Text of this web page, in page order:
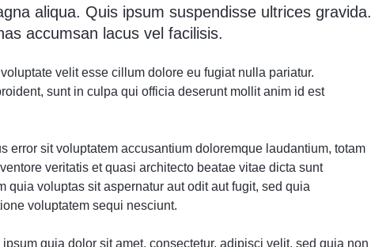
aliqua. Quis ipsum suspendisse ultrices gravida.
accumsan lacus vel facilisis.
velit esse cillum dolore eu fugiat nulla pariatur.
sunt in culpa qui officia deserunt mollit anim id est
error sit voluptatem accusantium doloremque laudantium, totam
veritatis et quasi architecto beatae vitae dicta sunt
quia voluptas sit aspernatur aut odit aut fugit, sed quia
voluptatem sequi nesciunt.
quia dolor sit amet, consectetur, adipisci velit, sed quia non